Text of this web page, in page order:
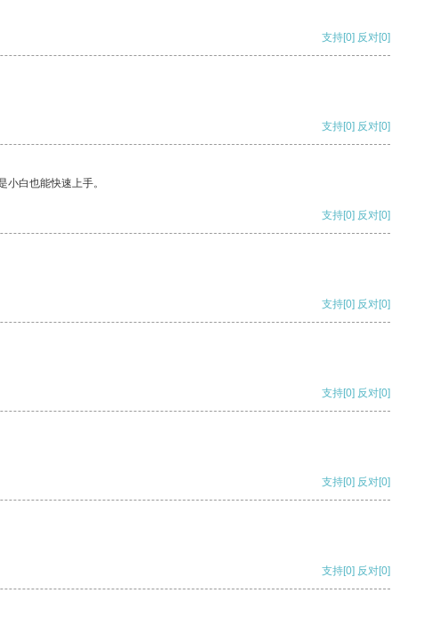
支持[0] 反对[0]
支持[0] 反对[0]
白也能快速上手。
支持[0] 反对[0]
支持[0] 反对[0]
支持[0] 反对[0]
支持[0] 反对[0]
支持[0] 反对[0]